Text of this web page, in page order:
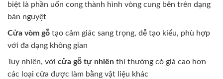
biệt là phần uốn cong thành hình vòng cung bên trên dạng
bán nguyệt
Cửa vòm gỗ tạo cảm giác sang trọng, dễ tạo kiểu, phù hợp
với đa dạng không gian
Tuy nhiên, với cửa gỗ tự nhiên thì thường có giá cao hơn
các loại cửa được làm bằng vật liệu khác